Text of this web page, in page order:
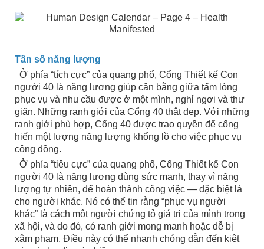
Tần số năng lượng
Ở phía “tích cực” của quang phổ, Cổng Thiết kế Con
người 40 là năng lượng giúp cân bằng giữa tấm lòng
phục vụ và nhu cầu được ở một mình, nghỉ ngơi và thư
giãn. Những ranh giới của Cổng 40 thật đẹp. Với những
ranh giới phù hợp, Cổng 40 được trao quyền để cống
hiến một lượng năng lượng khổng lồ cho việc phục vụ
cộng đồng.
Ở phía “tiêu cực” của quang phổ, Cổng Thiết kế Con
người 40 là năng lượng dùng sức mạnh, thay vì năng
lượng tự nhiên, để hoàn thành công việc — đặc biệt là
cho người khác. Nó có thể tin rằng “phục vụ người
khác” là cách một người chứng tỏ giá trị của mình trong
xã hội, và do đó, có ranh giới mong manh hoặc dễ bị
xâm phạm. Điều này có thể nhanh chóng dẫn đến kiệt